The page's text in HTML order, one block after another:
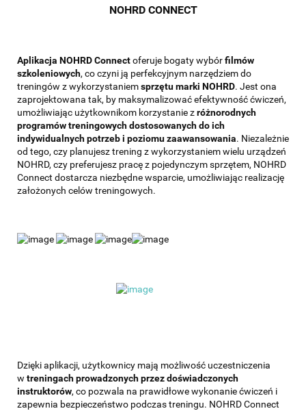
NOHRD CONNECT
Aplikacja NOHRD Connectoferuje bogaty wybórfilmów
szkoleniowych, co czyni ją perfekcyjnym narzędziem do
treningów z wykorzystaniemsprzętu marki NOHRD. Jest ona
zaprojektowana tak, by maksymalizować efektywność ćwiczeń,
umożliwiając użytkownikom korzystanie zróżnorodnych
programów treningowych dostosowanych do ich
indywidualnych potrzeb i poziomu zaawansowania. Niezależnie
od tego, czy planujesz trening z wykorzystaniem wielu urządzeń
NOHRD, czy preferujesz pracę z pojedynczym sprzętem, NOHRD
Connect dostarcza niezbędne wsparcie, umożliwiając realizację
założonych celów treningowych.
Dzięki aplikacji, użytkownicy mają możliwość uczestniczenia
w treningach prowadzonych przez doświadczonych
instruktorów, co pozwala na prawidłowe wykonanie ćwiczeń i
zapewnia bezpieczeństwo podczas treningu. NOHRD Connect